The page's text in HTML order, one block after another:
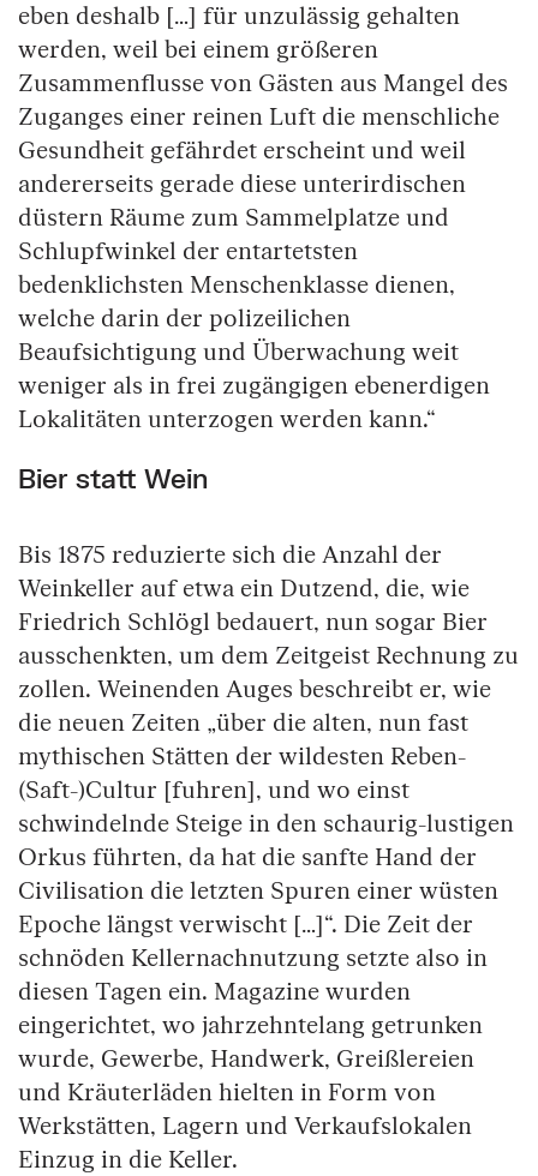
eben deshalb […] für unzulässig gehalten
werden, weil bei einem größeren
Zusammenflusse von Gästen aus Mangel des
Zuganges einer reinen Luft die menschliche
Gesundheit gefährdet erscheint und weil
andererseits gerade diese unterirdischen
düstern Räume zum Sammelplatze und
Schlupfwinkel der entartetsten
bedenklichsten Menschenklasse dienen,
welche darin der polizeilichen
Beaufsichtigung und Überwachung weit
weniger als in frei zugängigen ebenerdigen
Lokalitäten unterzogen werden kann.“
Bier statt Wein
Bis 1875 reduzierte sich die Anzahl der
Weinkeller auf etwa ein Dutzend, die, wie
Friedrich Schlögl bedauert, nun sogar Bier
ausschenkten, um dem Zeitgeist Rechnung zu
zollen. Weinenden Auges beschreibt er, wie
die neuen Zeiten „über die alten, nun fast
mythischen Stätten der wildesten Reben-
(Saft-)Cultur [fuhren], und wo einst
schwindelnde Steige in den schaurig-lustigen
Orkus führten, da hat die sanfte Hand der
Civilisation die letzten Spuren einer wüsten
Epoche längst verwischt […]“. Die Zeit der
schnöden Kellernachnutzung setzte also in
diesen Tagen ein. Magazine wurden
eingerichtet, wo jahrzehntelang getrunken
wurde, Gewerbe, Handwerk, Greißlereien
und Kräuterläden hielten in Form von
Werkstätten, Lagern und Verkaufslokalen
Einzug in die Keller.